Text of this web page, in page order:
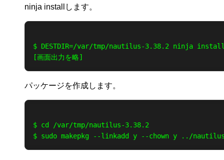
ninja installします。
$ DESTDIR=/var/tmp/nautilus-3.38.2 ninja
パッケージを作成します。
$ cd /var/tmp/nautilus-3.38.2